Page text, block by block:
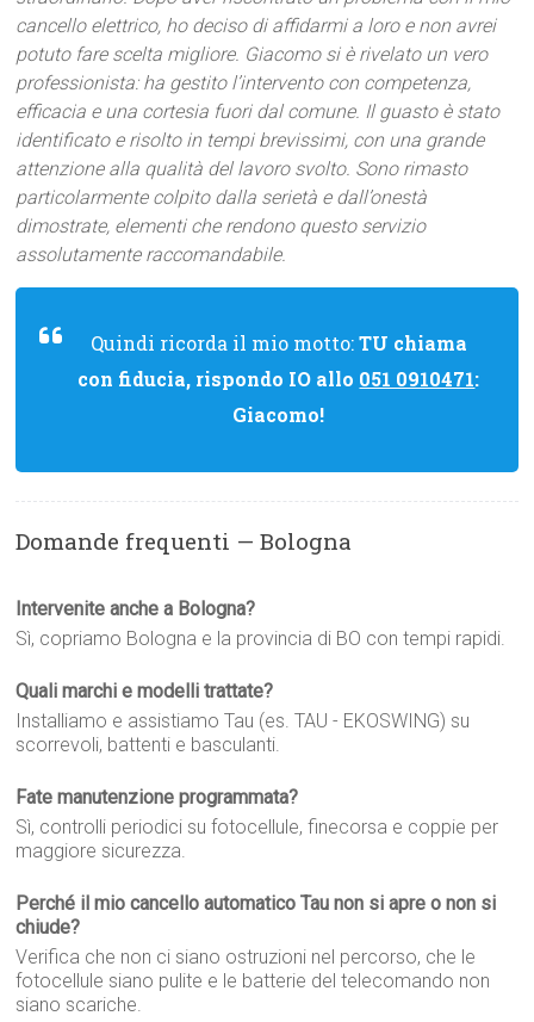
cancello elettrico, ho deciso di affidarmi a loro e non avrei
potuto fare scelta migliore. Giacomo si è rivelato un vero
professionista: ha gestito l’intervento con competenza,
efficacia e una cortesia fuori dal comune. Il guasto è stato
identificato e risolto in tempi brevissimi, con una grande
attenzione alla qualità del lavoro svolto. Sono rimasto
particolarmente colpito dalla serietà e dall’onestà
dimostrate, elementi che rendono questo servizio
assolutamente raccomandabile.
Quindi ricorda il mio motto:TU chiama
con fiducia, rispondo IO allo 051 0910471:
Giacomo!
Domande frequenti — Bologna
Intervenite anche a Bologna?
Sì, copriamo Bologna e la provincia di BO con tempi rapidi.
Quali marchi e modelli trattate?
Installiamo e assistiamo Tau (es. TAU - EKOSWING) su
scorrevoli, battenti e basculanti.
Fate manutenzione programmata?
Sì, controlli periodici su fotocellule, finecorsa e coppie per
maggiore sicurezza.
Perché il mio cancello automatico Tau non si apre o non si
chiude?
Verifica che non ci siano ostruzioni nel percorso, che le
fotocellule siano pulite e le batterie del telecomando non
siano scariche.